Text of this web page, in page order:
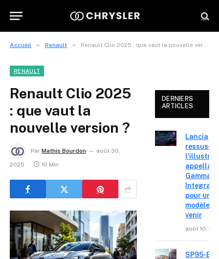
Accueil » Renault » Renault Clio 2025 : que vaut la nouvelle version ?
RENAULT
Renault Clio 2025
: que vaut la
nouvelle version ?
Par Mathis Bourdon
août 30,
2025
10 Min
DERNIERS
ARTICLES
Lancia
l’illustre
Gamma
Integrale
pour un
modèle à
venir
août 10,
SP95-E10